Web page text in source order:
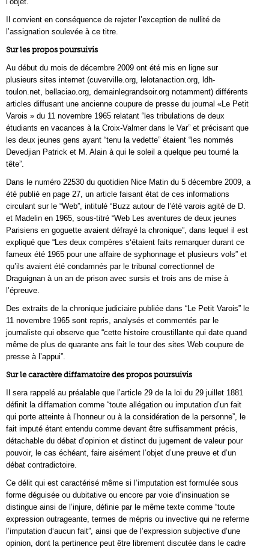
Il convient en conséquence de rejeter l’exception de nullité de
l’assignation soulevée à ce titre.
Sur les propos poursuivis
Au début du mois de décembre 2009 ont été mis en ligne sur
plusieurs sites internet (cuverville.org, lelotanaction.org, ldh-
toulon.net, bellaciao.org, demainlegrandsoir.org notamment) différents
articles diffusant une ancienne coupure de presse du journal «Le Petit
Varois » du 11 novembre 1965 relatant “les tribulations de deux
étudiants en vacances à la Croix-Valmer dans le Var” et précisant que
les deux jeunes gens ayant “tenu la vedette” étaient “les nommés
Devedjian Patrick et M. Alain à qui le soleil a quelque peu tourné la
tête”.
Dans le numéro 22530 du quotidien Nice Matin du 5 décembre 2009, a
été publié en page 27, un article faisant état de ces informations
circulant sur le “Web”, intitulé “Buzz autour de l’été varois agité de D.
et Madelin en 1965, sous-titré “Web Les aventures de deux jeunes
Parisiens en goguette avaient défrayé la chronique”, dans lequel il est
expliqué que “Les deux compères s‘étaient faits remarquer durant ce
fameux été 1965 pour une affaire de syphonnage et plusieurs vols” et
qu’ils avaient été condamnés par le tribunal correctionnel de
Draguignan à un an de prison avec sursis et trois ans de mise à
l’épreuve.
Des extraits de la chronique judiciaire publiée dans “Le Petit Varois” le
11 novembre 1965 sont repris, analysés et commentés par le
journaliste qui observe que “cette histoire croustillante qui date quand
même de plus de quarante ans fait le tour des sites Web coupure de
presse à l’appui”.
Sur le caractère diffamatoire des propos poursuivis
Il sera rappelé au préalable que l’article 29 de la loi du 29 juillet 1881
définit la diffamation comme “toute allégation ou imputation d’un fait
qui porte atteinte à l’honneur ou à la considération de la personne”, le
fait imputé étant entendu comme devant être suffisamment précis,
détachable du débat d’opinion et distinct du jugement de valeur pour
pouvoir, le cas échéant, faire aisément l’objet d’une preuve et d’un
débat contradictoire.
Ce délit qui est caractérisé même si l’imputation est formulée sous
forme déguisée ou dubitative ou encore par voie d’insinuation se
distingue ainsi de l’injure, définie par le même texte comme “toute
expression outrageante, termes de mépris ou invective qui ne referme
l’imputation d‘aucun fait”, ainsi que de l’expression subjective d’une
opinion, dont la pertinence peut être librement discutée dans le cadre